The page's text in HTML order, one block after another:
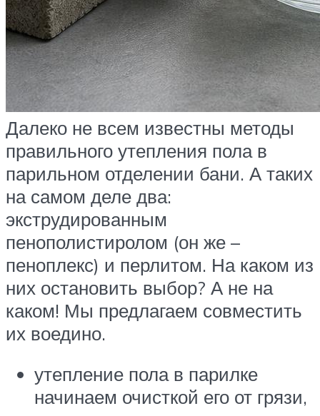
Далеко не всем известны методы
правильного утепления пола в
парильном отделении бани. А таких
на самом деле два:
экструдированным
пенополистиролом (он же –
пеноплекс) и перлитом. На каком из
них остановить выбор? А не на
каком! Мы предлагаем совместить
их воедино.
утепление пола в парилке
начинаем очисткой его от грязи,